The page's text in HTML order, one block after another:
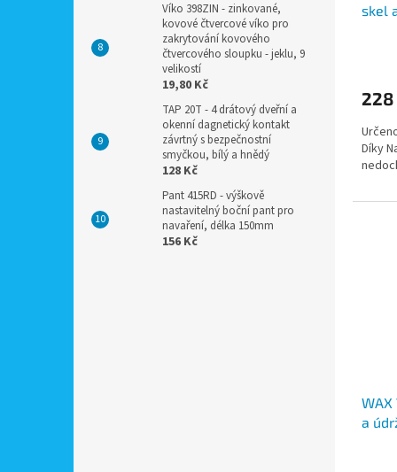
Víko 398ZIN - zinkované,
kovové čtvercové víko pro
zakrytování kovového
čtvercového sloupku - jeklu, 9
velikostí
19,80 Kč
TAP 20T - 4 drátový dveřní a
okenní dagnetický kontakt
závrtný s bezpečnostní
smyčkou, bílý a hnědý
128 Kč
Pant 415RD - výškově
nastavitelný boční pant pro
navaření, délka 150mm
156 Kč
skel
228
Díky
a